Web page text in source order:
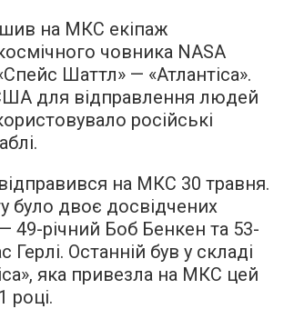
на МКС екіпаж
човника NASA
Шаттл» — «Атлантіса».
для відправлення людей
російські
на МКС 30 травня.
було двоє досвідчених
49-річний Боб Бенкен та 53-
Герлі. Останній був у складі
яка привезла на МКС цей
році.